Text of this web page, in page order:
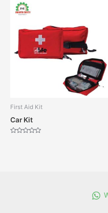
First Aid Kit
Car Kit